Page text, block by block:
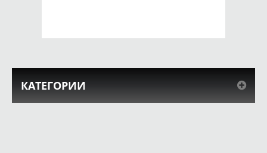
КАТЕГОРИИ